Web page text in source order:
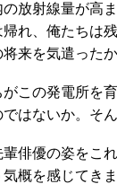
の放射線量が高
れ、俺たちは
来を気遣ったか
この発電所を
はないか。そ
俳優の姿をこ
概を感じてき